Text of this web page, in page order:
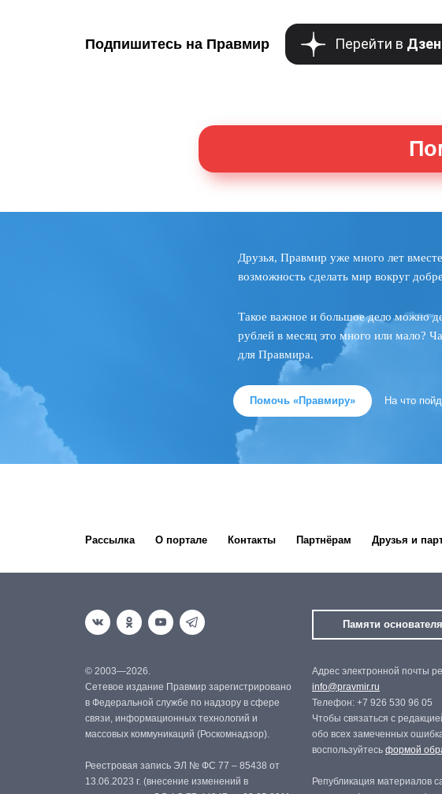
Подпишитесь на Правмир Перейти в Дзен
Друзья, Правмир уже много лет
возможность сделать мир вокруг
Такое важное и большое дело можно
рублей в месяц это много или мало?
для Правмира.
Помочь «Правмиру» На что
Рассылка О портале Контакты Партнёрам Друзья и
Памяти основателя
© 2003—2026.
Сетевое издание Правмир зарегистрировано
в Федеральной службе по надзору в сфере
связи, информационных технологий и
массовых коммуникаций (Роскомнадзор).
Реестровая запись ЭЛ № ФС 77 – 85438 от
13.06.2023 г. (внесение изменений в
Адрес электронной почты
info@pravmir.ru
Телефон: +7 926 530 96 05
Чтобы связаться с
обо всех замеченных
воспользуйтесь формой
Републикация материалов